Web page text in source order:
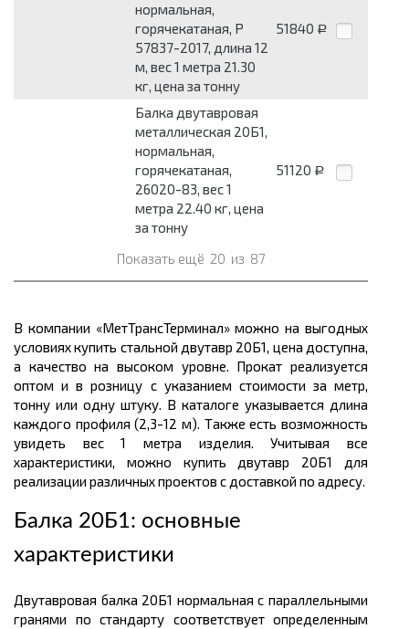
нормальная,
горячекатаная, Р
57837-2017, длина 12
м, вес 1 метра 21.30
кг, цена за тонну
51840 Р
Балка двутавровая
металлическая 20Б1,
нормальная,
горячекатаная,
26020-83, вес 1
метра 22.40 кг, цена
за тонну
51120 Р
Показать ещё 20 из 87
В компании «МетТрансТерминал» можно на выгодных
условиях купить стальной двутавр 20Б1, цена доступна,
а качество на высоком уровне. Прокат реализуется
оптом и в розницу с указанием стоимости за метр,
тонну или одну штуку. В каталоге указывается длина
каждого профиля (2,3-12 м). Также есть возможность
увидеть вес 1 метра изделия. Учитывая все
характеристики, можно купить двутавр 20Б1 для
реализации различных проектов с доставкой по адресу.
Балка 20Б1: основные
характеристики
Двутавровая балка 20Б1 нормальная с параллельными
гранями по стандарту соответствует определенным